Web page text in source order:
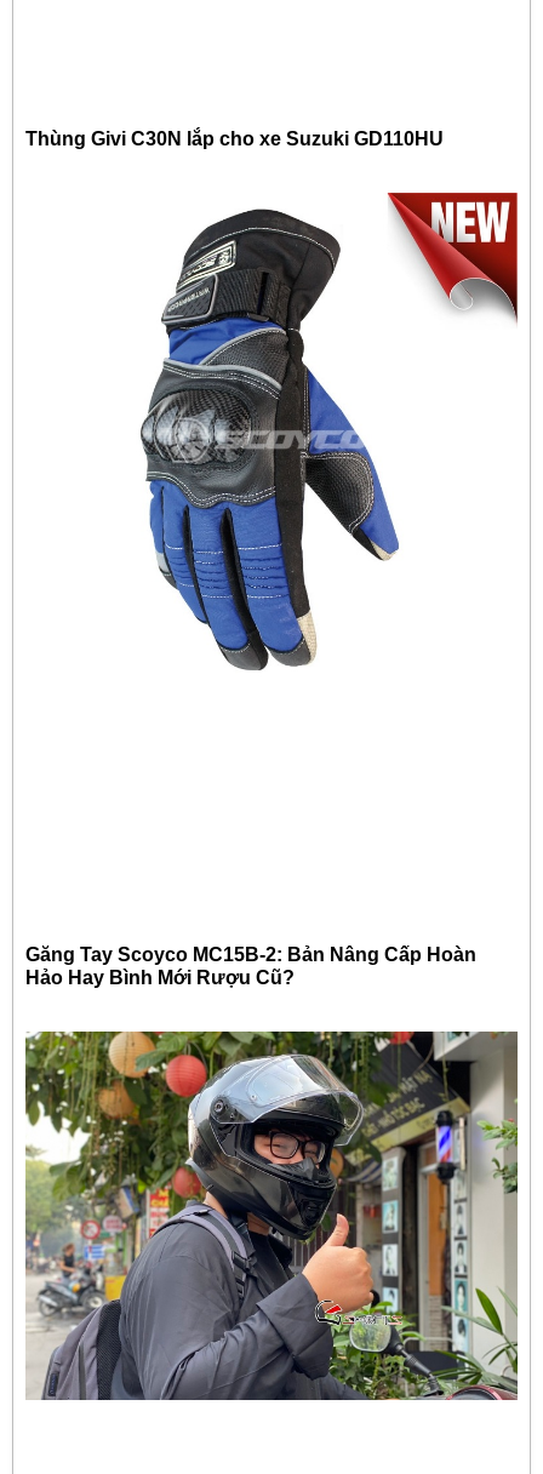
Thùng Givi C30N lắp cho xe Suzuki GD110HU
Găng Tay Scoyco MC15B-2: Bản Nâng Cấp Hoàn
Hảo Hay Bình Mới Rượu Cũ?